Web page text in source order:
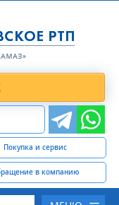
Покупка и сервис
в компанию